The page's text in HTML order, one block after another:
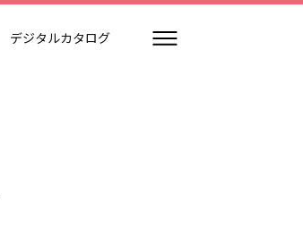
デジタルカタログ